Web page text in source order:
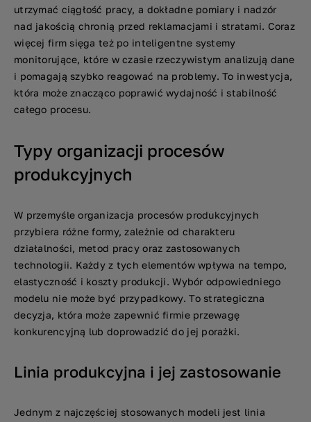
utrzymać ciągłość pracy, a dokładne pomiary i nadzór
nad jakością chronią przed reklamacjami i stratami. Coraz
więcej firm sięga też po inteligentne systemy
monitorujące, które w czasie rzeczywistym analizują dane
i pomagają szybko reagować na problemy. To inwestycja,
która może znacząco poprawić wydajność i stabilność
całego procesu.
Typy organizacji procesów
produkcyjnych
W przemyśle organizacja procesów produkcyjnych
przybiera różne formy, zależnie od charakteru
działalności, metod pracy oraz zastosowanych
technologii. Każdy z tych elementów wpływa na tempo,
elastyczność i koszty produkcji. Wybór odpowiedniego
modelu nie może być przypadkowy. To strategiczna
decyzja, która może zapewnić firmie przewagę
konkurencyjną lub doprowadzić do jej porażki.
Linia produkcyjna i jej zastosowanie
Jednym z najczęściej stosowanych modeli jest linia